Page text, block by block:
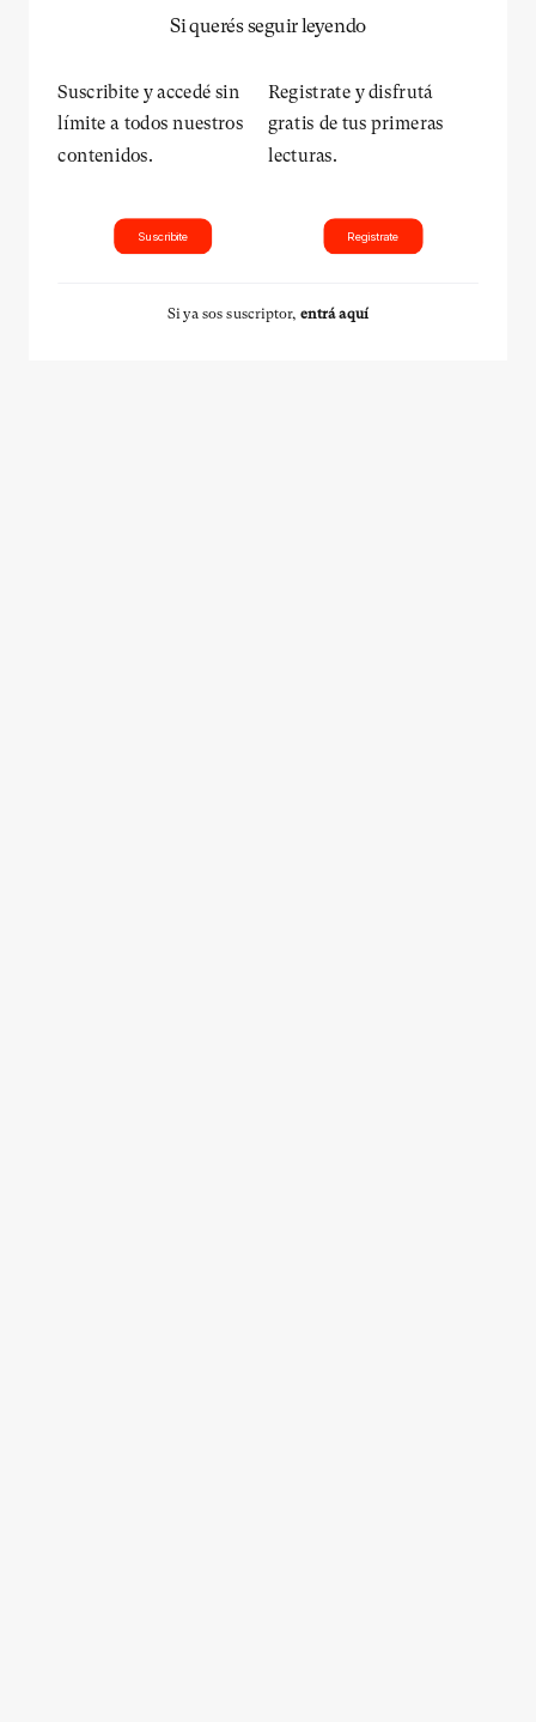
Si querés seguir leyendo
Suscribite y accedé sin
límite a todos nuestros
contenidos.
Suscribite
Registrate y disfrutá
gratis de tus primeras
lecturas.
Registrate
Si ya sos suscriptor, entrá aquí